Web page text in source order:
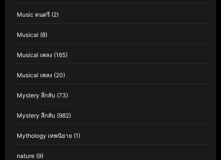
Music ดนตรี (2)
Musical (8)
Musical เพลง (165)
Musical เพลง (20)
Mystery ลึกลับ (73)
Mystery ลึกลับ (982)
Mythology เทพนิยาย (1)
nature (9)